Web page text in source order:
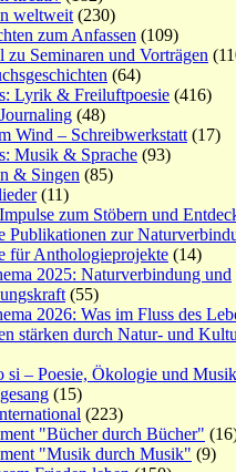
weltweit (230)
zum Anfassen (109)
zu Seminaren und Vorträgen
(64)
Lyrik & Freiluftpoesie (416)
(48)
Wind – Schreibwerkstatt (17)
Musik & Sprache (93)
& Singen (85)
(11)
zum Stöbern und
Publikationen zur
für Anthologieprojekte (14)
2025: Naturverbindung und
(55)
2026: Was im Fluss des
stärken durch Natur- und
si – Poesie, Ökologie und
(15)
(223)
"Bücher durch Bücher"
"Musik durch Musik" (9)